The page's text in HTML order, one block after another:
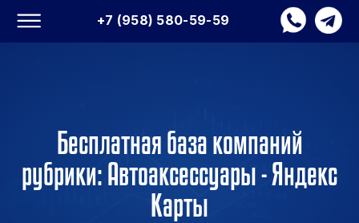
+7 (958) 580-59-59
Бесплатная база компаний
рубрики: Автоаксессуары - Яндекс
Карты